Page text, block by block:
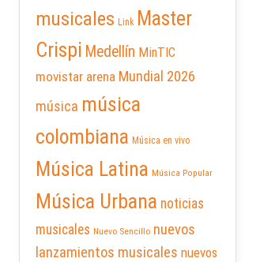
musicales Link Master
Crispi Medellín MinTIC
movistar arena Mundial 2026
música música
colombiana Música en vivo
Música Latina Música Popular
Música Urbana noticias
musicales Nuevo Sencillo nuevos
lanzamientos musicales nuevos